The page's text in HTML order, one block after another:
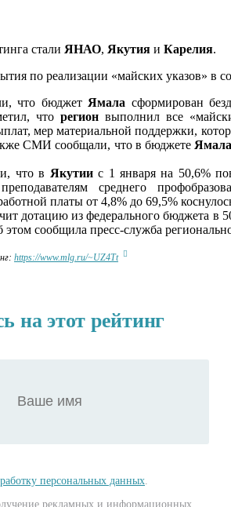
стали ЯНАО, Якутия и Карелия.
по реализации «майских указов» в
что бюджет Ямала сформирован
чторегион выполнил все
мер материальной поддержки,
СМИ сообщали, что в бюджете Ямала
что в Якутиис 1 января на 50,6%
преподавателям среднего
платы от 4,8% до 69,5%
дотацию из федерального бюджета в
этом сообщила пресс-служба
https://www.mlg.ru/~UZ4Tt
на этот рейтинг
персональных данных
рекламных и информационных